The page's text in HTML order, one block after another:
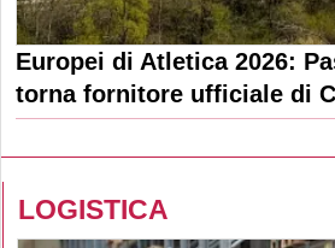
Europei di Atletica 2026:
torna fornitore ufficiale di
LOGISTICA